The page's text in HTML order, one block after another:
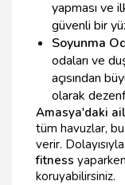
yapması ve
güvenli bir
Soyunma
odaları ve
açısından
olarak
Amasya'daki
tüm havuzlar,
verir. Dolayısıyla
fitness
koruyabilirsiniz.